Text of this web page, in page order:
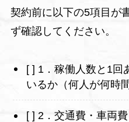
契約前に以下の5項目が
ず確認してください。
[ ] 1．稼働人数と1回
いるか（何人が何時
[ ] 2．交通費・車両